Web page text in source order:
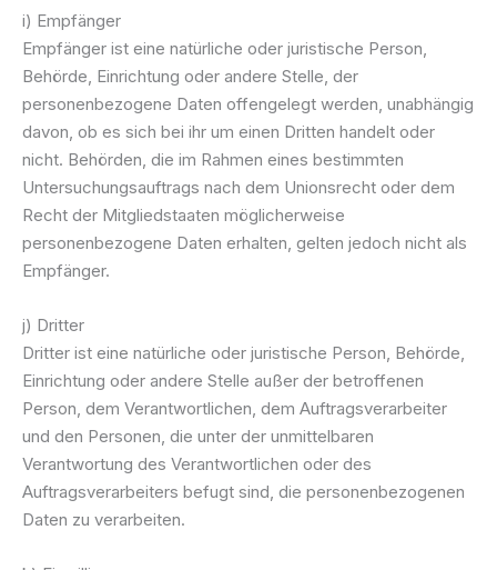
i) Empfänger
Empfänger ist eine natürliche oder juristische Person,
Behörde, Einrichtung oder andere Stelle, der
personenbezogene Daten offengelegt werden, unabhängig
davon, ob es sich bei ihr um einen Dritten handelt oder
nicht. Behörden, die im Rahmen eines bestimmten
Untersuchungsauftrags nach dem Unionsrecht oder dem
Recht der Mitgliedstaaten möglicherweise
personenbezogene Daten erhalten, gelten jedoch nicht als
Empfänger.
j) Dritter
Dritter ist eine natürliche oder juristische Person, Behörde,
Einrichtung oder andere Stelle außer der betroffenen
Person, dem Verantwortlichen, dem Auftragsverarbeiter
und den Personen, die unter der unmittelbaren
Verantwortung des Verantwortlichen oder des
Auftragsverarbeiters befugt sind, die personenbezogenen
Daten zu verarbeiten.